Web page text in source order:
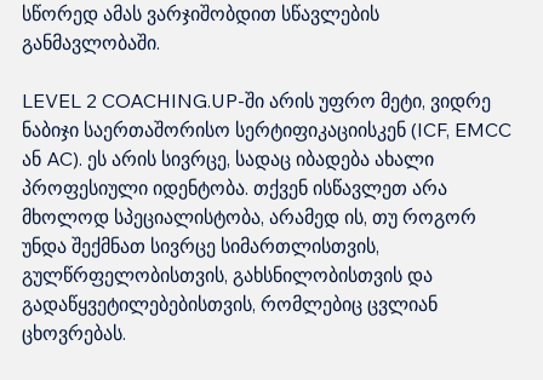
სწორედ ამას ვარჯიშობდით სწავლების
განმავლობაში.
LEVEL 2 COACHING.UP-ში არის უფრო მეტი, ვიდრე
ნაბიჯი საერთაშორისო სერტიფიკაციისკენ (ICF, EMCC
ან AC). ეს არის სივრცე, სადაც იბადება ახალი
პროფესიული იდენტობა. თქვენ ისწავლეთ არა
მხოლოდ სპეციალისტობა, არამედ ის, თუ როგორ
უნდა შექმნათ სივრცე სიმართლისთვის,
გულწრფელობისთვის, გახსნილობისთვის და
გადაწყვეტილებებისთვის, რომლებიც ცვლიან
ცხოვრებას.